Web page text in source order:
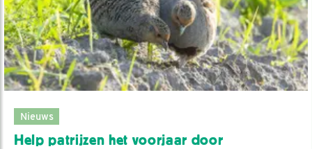
Nieuws
Help patrijzen het voorjaar door